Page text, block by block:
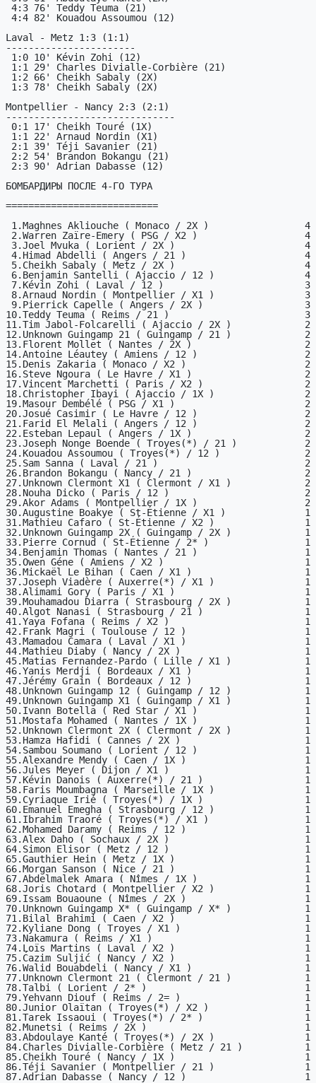
Laval - Metz 1:3 (1:1)
-----------------------
Montpellier - Nancy 2:3 (2:1)
------------------------------
БОМБАРДИРЫ ПОСЛЕ 4-ГО ТУРА
===========================
10.Teddy Teuma ( Reims / 21 )                        3
11.Tim Jabol-Folcarelli ( Ajaccio / 2X )             2
12.Unknown Guingamp 21 ( Guingamp / 21 )             2
13.Florent Mollet ( Nantes / 2X )                    2
14.Antoine Léautey ( Amiens / 12 )                   2
15.Denis Zakaria ( Monaco / X2 )                     2
16.Steve Ngoura ( Le Havre / X1 )                    2
17.Vincent Marchetti ( Paris / X2 )                  2
18.Christopher Ibayi ( Ajaccio / 1X )                2
19.Masour Dembélé ( PSG / X1 )                       2
20.Josué Casimir ( Le Havre / 12 )                   2
21.Farid El Melali ( Angers / 12 )                   2
22.Esteban Lepaul ( Angers / 1X )                    2
23.Joseph Nonge Boende ( Troyes(*) / 21 )            2
24.Kouadou Assoumou ( Troyes(*) / 12 )               2
25.Sam Sanna ( Laval / 21 )                          2
26.Brandon Bokangu ( Nancy / 21 )                    2
27.Unknown Clermont X1 ( Clermont / X1 )             2
28.Nouha Dicko ( Paris / 12 )                        2
29.Akor Adams ( Montpellier / 1X )                   2
30.Augustine Boakye ( St-Étienne / X1 )              1
31.Mathieu Cafaro ( St-Étienne / X2 )                1
32.Unknown Guingamp 2X ( Guingamp / 2X )             1
33.Pierre Cornud ( St-Étienne / 2* )                 1
34.Benjamin Thomas ( Nantes / 21 )                   1
35.Owen Géne ( Amiens / X2 )                         1
36.Mickaël Le Bihan ( Caen / X1 )                    1
37.Joseph Viadère ( Auxerre(*) / X1 )                1
38.Alimami Gory ( Paris / X1 )                       1
39.Mouhamadou Diarra ( Strasbourg / 2X )             1
40.Algot Nanasi ( Strasbourg / 21 )                  1
41.Yaya Fofana ( Reims / X2 )                        1
42.Frank Magri ( Toulouse / 12 )                     1
43.Mamadou Camara ( Laval / X1 )                     1
44.Mathieu Diaby ( Nancy / 2X )                      1
45.Matias Fernandez-Pardo ( Lille / X1 )             1
46.Yanis Merdji ( Bordeaux / X1 )                    1
47.Jérémy Grain ( Bordeaux / 12 )                    1
48.Unknown Guingamp 12 ( Guingamp / 12 )             1
49.Unknown Guingamp X1 ( Guingamp / X1 )             1
50.Ivann Botella ( Red Star / X1 )                   1
51.Mostafa Mohamed ( Nantes / 1X )                   1
52.Unknown Clermont 2X ( Clermont / 2X )             1
53.Hamza Hafidi ( Cannes / 2X )                      1
54.Sambou Soumano ( Lorient / 12 )                   1
55.Alexandre Mendy ( Caen / 1X )                     1
56.Jules Meyer ( Dijon / X1 )                        1
57.Kévin Danois ( Auxerre(*) / 21 )                  1
58.Faris Moumbagna ( Marseille / 1X )                1
59.Cyriaque Irié ( Troyes(*) / 1X )                  1
60.Emanuel Emegha ( Strasbourg / 12 )                1
61.Ibrahim Traoré ( Troyes(*) / X1 )                 1
62.Mohamed Daramy ( Reims / 12 )                     1
63.Alex Daho ( Sochaux / 2X )                        1
64.Simon Elisor ( Metz / 12 )                        1
65.Gauthier Hein ( Metz / 1X )                       1
66.Morgan Sanson ( Nice / 21 )                       1
67.Abdelmalek Amara ( Nîmes / 1X )                   1
68.Joris Chotard ( Montpellier / X2 )                1
69.Issam Bouaoune ( Nîmes / 2X )                     1
70.Unknown Guingamp X* ( Guingamp / X* )             1
71.Bilal Brahimi ( Caen / X2 )                       1
72.Kyliane Dong ( Troyes / X1 )                      1
73.Nakamura ( Reims / X1 )                           1
74.Loïs Martins ( Laval / X2 )                       1
75.Ćazim Suljić ( Nancy / X2 )                       1
76.Walid Bouabdeli ( Nancy / X1 )                    1
77.Unknown Clermont 21 ( Clermont / 21 )             1
78.Talbi ( Lorient / 2* )                            1
79.Yehvann Diouf ( Reims / 2= )                      1
80.Junior Olaïtan ( Troyes(*) / X2 )                 1
81.Tarek Issaoui ( Troyes(*) / 2* )                  1
82.Munetsi ( Reims / 2X )                            1
83.Abdoulaye Kanté ( Troyes(*) / 2X )                1
84.Charles Divialle-Corbière ( Metz / 21 )           1
85.Cheikh Touré ( Nancy / 1X )                       1
86.Téji Savanier ( Montpellier / 21 )                1
87.Adrian Dabasse ( Nancy / 12 )                     1